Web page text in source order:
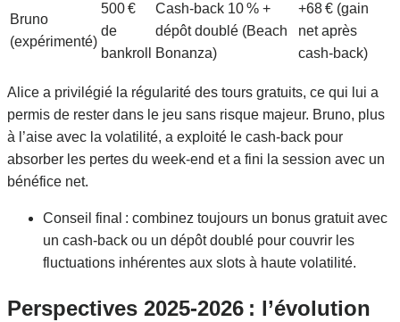
Bruno
(expérimenté)
500 €
de
bankroll
Cash‑back 10 % +
dépôt doublé (Beach
Bonanza)
+68 € (gain
net après
cash‑back)
Alice a privilégié la régularité des tours gratuits, ce qui lui a
permis de rester dans le jeu sans risque majeur. Bruno, plus
à l’aise avec la volatilité, a exploité le cash‑back pour
absorber les pertes du week‑end et a fini la session avec un
bénéfice net.
Conseil final : combinez toujours un bonus gratuit avec
un cash‑back ou un dépôt doublé pour couvrir les
fluctuations inhérentes aux slots à haute volatilité.
Perspectives 2025‑2026 : l’évolution